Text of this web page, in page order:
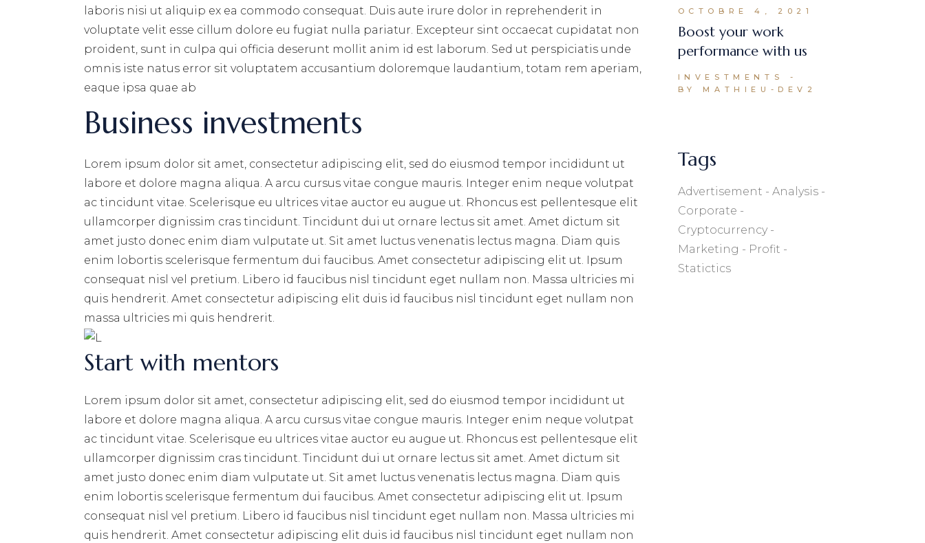
laboris nisi ut aliquip ex ea commodo consequat. Duis aute irure dolor in reprehenderit in
voluptate velit esse cillum dolore eu fugiat nulla pariatur. Excepteur sint occaecat cupidatat non
proident, sunt in culpa qui officia deserunt mollit anim id est laborum. Sed ut perspiciatis unde
omnis iste natus error sit voluptatem accusantium doloremque laudantium, totam rem aperiam,
eaque ipsa quae ab
Business investments
Lorem ipsum dolor sit amet, consectetur adipiscing elit, sed do eiusmod tempor incididunt ut
labore et dolore magna aliqua. A arcu cursus vitae congue mauris. Integer enim neque volutpat
ac tincidunt vitae. Scelerisque eu ultrices vitae auctor eu augue ut. Rhoncus est pellentesque elit
ullamcorper dignissim cras tincidunt. Tincidunt dui ut ornare lectus sit amet. Amet dictum sit
amet justo donec enim diam vulputate ut. Sit amet luctus venenatis lectus magna. Diam quis
enim lobortis scelerisque fermentum dui faucibus. Amet consectetur adipiscing elit ut. Ipsum
consequat nisl vel pretium. Libero id faucibus nisl tincidunt eget nullam non. Massa ultricies mi
quis hendrerit. Amet consectetur adipiscing elit duis id faucibus nisl tincidunt eget nullam non
massa ultricies mi quis hendrerit.
Start with mentors
Lorem ipsum dolor sit amet, consectetur adipiscing elit, sed do eiusmod tempor incididunt ut
labore et dolore magna aliqua. A arcu cursus vitae congue mauris. Integer enim neque volutpat
ac tincidunt vitae. Scelerisque eu ultrices vitae auctor eu augue ut. Rhoncus est pellentesque elit
ullamcorper dignissim cras tincidunt. Tincidunt dui ut ornare lectus sit amet. Amet dictum sit
amet justo donec enim diam vulputate ut. Sit amet luctus venenatis lectus magna. Diam quis
enim lobortis scelerisque fermentum dui faucibus. Amet consectetur adipiscing elit ut. Ipsum
consequat nisl vel pretium. Libero id faucibus nisl tincidunt eget nullam non. Massa ultricies mi
quis hendrerit. Amet consectetur adipiscing elit duis id faucibus nisl tincidunt eget nullam non
OCTOBRE 4, 2021
Boost your work
performance with us
INVESTMENTS
BY MATHIEU-DEV2
Tags
Advertisement
Analysis
Corporate
Cryptocurrency
Marketing
Profit
Statictics